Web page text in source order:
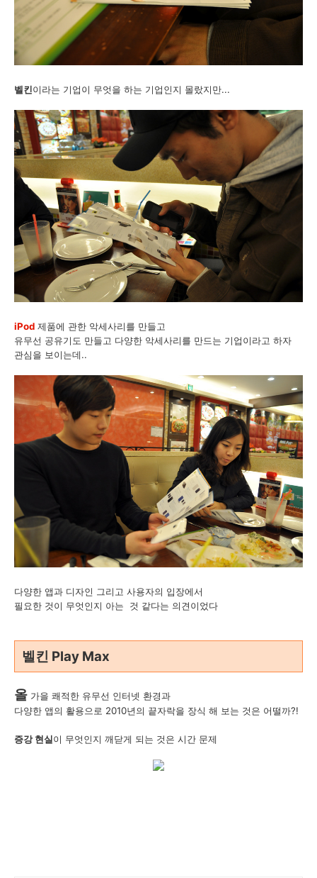
벨킨이라는 기업이 무엇을 하는 기업인지 몰랐지만...
iPod 제품에 관한 악세사리를 만들고
유무선 공유기도 만들고 다양한 악세사리를 만드는 기업이라고 하자
관심을 보이는데..
다양한 앱과 디자인 그리고 사용자의 입장에서
필요한 것이 무엇인지 아는 것 같다는 의견이었다
벨킨 Play Max
올 가을 쾌적한 유무선 인터넷 환경과
다양한 앱의 활용으로 2010년의 끝자락을 장식 해 보는 것은 어떨까?!
증강 현실이 무엇인지 깨닫게 되는 것은 시간 문제